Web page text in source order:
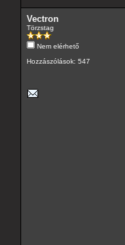
Vectron
Törzstag
Nem elérhető
Hozzászólások: 547